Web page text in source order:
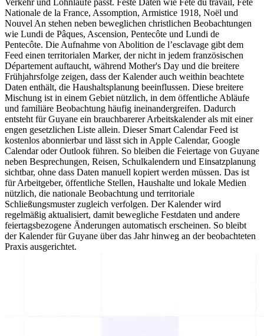
Verkehr und Lohnläufe passt. Feste Daten wie Fête du travail, Fête
Nationale de la France, Assomption, Armistice 1918, Noël und
Nouvel An stehen neben beweglichen christlichen Beobachtungen
wie Lundi de Pâques, Ascension, Pentecôte und Lundi de
Pentecôte. Die Aufnahme von Abolition de l’esclavage gibt dem
Feed einen territorialen Marker, der nicht in jedem französischen
Département auftaucht, während Mother's Day und die breitere
Frühjahrsfolge zeigen, dass der Kalender auch weithin beachtete
Daten enthält, die Haushaltsplanung beeinflussen. Diese breitere
Mischung ist in einem Gebiet nützlich, in dem öffentliche Abläufe
und familiäre Beobachtung häufig ineinandergreifen. Dadurch
entsteht für Guyane ein brauchbarerer Arbeitskalender als mit einer
engen gesetzlichen Liste allein. Dieser Smart Calendar Feed ist
kostenlos abonnierbar und lässt sich in Apple Calendar, Google
Calendar oder Outlook führen. So bleiben die Feiertage von Guyane
neben Besprechungen, Reisen, Schulkalendern und Einsatzplanung
sichtbar, ohne dass Daten manuell kopiert werden müssen. Das ist
für Arbeitgeber, öffentliche Stellen, Haushalte und lokale Medien
nützlich, die nationale Beobachtung und territoriale
Schließungsmuster zugleich verfolgen. Der Kalender wird
regelmäßig aktualisiert, damit bewegliche Festdaten und andere
feiertagsbezogene Änderungen automatisch erscheinen. So bleibt
der Kalender für Guyane über das Jahr hinweg an der beobachteten
Praxis ausgerichtet.